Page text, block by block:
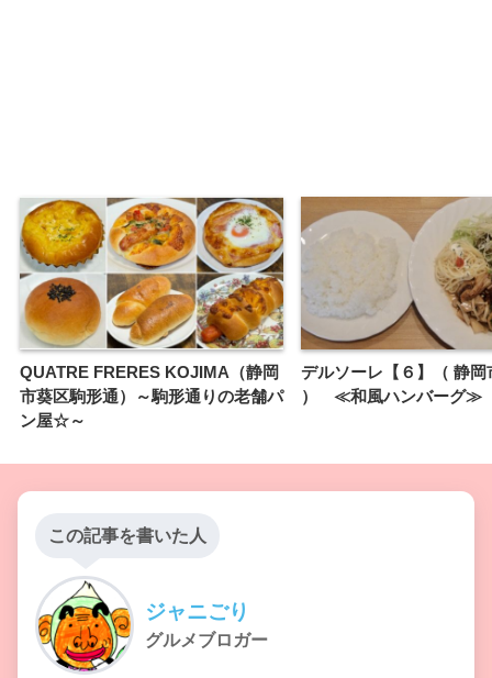
QUATRE FRERES KOJIMA（静岡
市葵区駒形通）～駒形通りの老舗パ
ン屋☆～
デルソーレ【６】（ 静岡
） ≪和風ハンバーグ≫
この記事を書いた人
ジャニごり
グルメブロガー